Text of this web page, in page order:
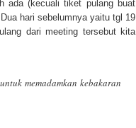
ada (kecuali tiket pulang buat
hari sebelumnya yaitu tgl 19
dari meeting tersebut kita
memadamkan kebakaran